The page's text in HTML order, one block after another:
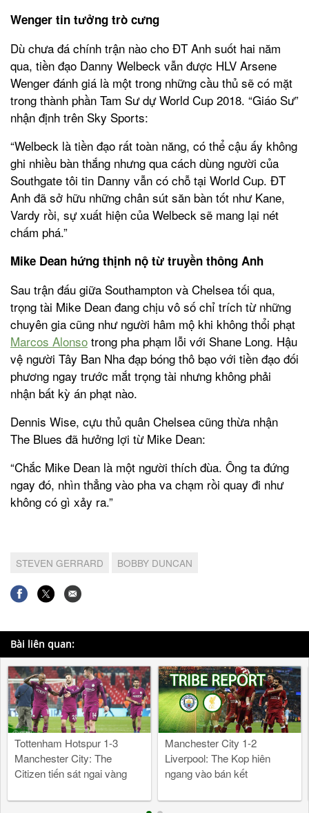
Wenger tin tưởng trò cưng
Dù chưa đá chính trận nào cho ĐT Anh suốt hai năm
qua, tiền đạo Danny Welbeck vẫn được HLV Arsene
Wenger đánh giá là một trong những cầu thủ sẽ có mặt
trong thành phần Tam Sư dự World Cup 2018. “Giáo Sư”
nhận định trên Sky Sports:
“Welbeck là tiền đạo rất toàn năng, có thể cậu ấy không
ghi nhiều bàn thắng nhưng qua cách dùng người của
Southgate tôi tin Danny vẫn có chỗ tại World Cup. ĐT
Anh đã sở hữu những chân sút săn bàn tốt như Kane,
Vardy rồi, sự xuất hiện của Welbeck sẽ mang lại nét
chấm phá.”
Mike Dean hứng thịnh nộ từ truyền thông Anh
Sau trận đấu giữa Southampton và Chelsea tối qua,
trọng tài Mike Dean đang chịu vô số chỉ trích từ những
chuyên gia cũng như người hâm mộ khi không thổi phạt
Marcos Alonso trong pha phạm lỗi với Shane Long. Hậu
vệ người Tây Ban Nha đạp bóng thô bạo với tiền đạo đối
phương ngay trước mắt trọng tài nhưng không phải
nhận bất kỳ án phạt nào.
Dennis Wise, cựu thủ quân Chelsea cũng thừa nhận
The Blues đã hưởng lợi từ Mike Dean:
“Chắc Mike Dean là một người thích đùa. Ông ta đứng
ngay đó, nhìn thẳng vào pha va chạm rồi quay đi như
không có gì xảy ra.”
STEVEN GERRARD BOBBY DUNCAN
Bài liên quan:
Tottenham Hotspur 1-3
Manchester City: The
Citizen tiến sát ngai vàng
Manchester City 1-2
Liverpool: The Kop hiên
ngang vào bán kết